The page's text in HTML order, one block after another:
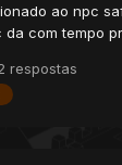
ao npc
com tempo
tempo ^^ Curti+
respostas